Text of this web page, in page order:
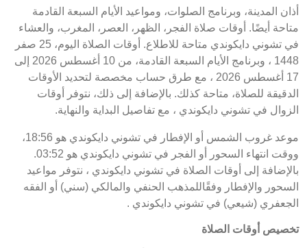
أذان المدينة، وبرنامج الصلوات، ومواعيد الأيام السبعة القادمة
متاحة أيضًا. أوقات صلاة الفجر، الظهر، العصر، المغرب، والعشاء
في تشوني دايكوندي متاحة للاطلاع. أوقات الصلاة اليوم، 25 صفر
1448 ، وبرنامج الأيام السبعة القادمة، من 10 أغسطس 2026 إلى
17 أغسطس 2026 ، مع طرق حساب مخصصة لتحديد الأوقات
الدقيقة للصلاة، متاحة كذلك. بالإضافة إلى ذلك، نتوفر أوقات
الزوال في تشوني دايكوندي ، مع تفاصيل البداية والنهاية.
موعد غروب الشمس أو الإفطار في تشوني دايكوندي هو 18:56،
ووقت انتهاء السحور أو الفجر في تشوني دايكوندي هو 03:52.
بالإضافة إلى أوقات الصلاة في تشوني دايكوندي ، نتوفر مواعيد
السحور والإفطار وفقًاللمذهب الحنفي والمالكي (سني) أو الفقه
الجعفري (شيعي) في تشوني دايكوندي .
تخصيص أوقات الصلاة